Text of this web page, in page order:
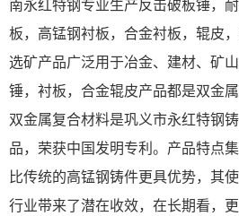
南永红特钢专业生产反击破板锤，
板，高锰钢衬板，合金衬板，辊皮
选矿产品广泛用于冶金、建材、矿
锤，衬板，合金辊皮产品都是双金
双金属复合材料是巩义市永红特钢
品，荣获中国发明专利。产品特点
比传统的高锰钢铸件更具优势，其
行业带来了潜在收效，在长期看，